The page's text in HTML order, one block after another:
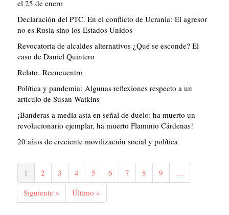
el 25 de enero
Declaración del PTC. En el conflicto de Ucrania: El agresor
no es Rusia sino los Estados Unidos
Revocatoria de alcaldes alternativos ¿Qué se esconde? El
caso de Daniel Quintero
Relato. Reencuentro
Política y pandemia: Algunas reflexiones respecto a un
artículo de Susan Watkins
¡Banderas a media asta en señal de duelo: ha muerto un
revolucionario ejemplar, ha muerto Flaminio Cárdenas!
20 años de creciente movilización social y política
Paginación
Página
actual
1 Página
2 Página
3 Página
4 Página
5 Página
6 Página
7 Página
8 Página
9
…
Siguiente
página
Siguiente >
Última
página
Último »